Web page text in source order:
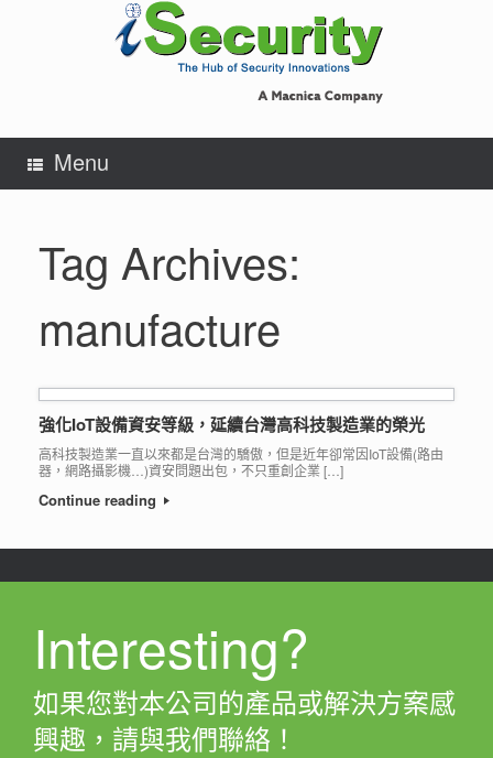
Menu
Tag Archives:
manufacture
強化IoT設備資安等級，延續台灣高科技製造業的榮光
高科技製造業一直以來都是台灣的驕傲，但是近年卻常因IoT設備(路由
器，網路攝影機…)資安問題出包，不只重創企業 […]
Continue reading
Interesting?
如果您對本公司的產品或解決方案感
興趣，請與我們聯絡！